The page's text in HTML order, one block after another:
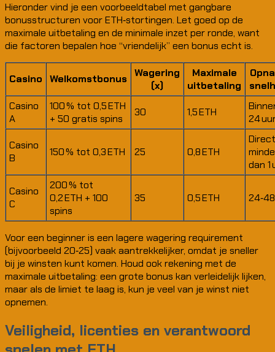
Hieronder vind je een voorbeeldtabel met gangbare
bonusstructuren voor ETH‑stortingen. Let goed op de
maximale uitbetaling en de minimale inzet per ronde, want
die factoren bepalen hoe “vriendelijk” een bonus echt is.
Casino Welkomstbonus Wagering
(x)
Maximale
uitbetaling
Casino
A
100 % tot 0,5 ETH
+ 50 gratis spins
30 1,5 ETH
24
Casino
B
150 % tot 0,3 ETH 25 0,8 ETH
dan 1
Casino
C
200 % tot
0,2 ETH + 100
spins
35 0,5 ETH
Voor een beginner is een lagere wagering requirement
(bijvoorbeeld 20‑25) vaak aantrekkelijker, omdat je sneller
bij je winsten kunt komen. Houd ook rekening met de
maximale uitbetaling: een grote bonus kan verleidelijk lijken,
maar als de limiet te laag is, kun je veel van je winst niet
opnemen.
Veiligheid, licenties en verantwoord